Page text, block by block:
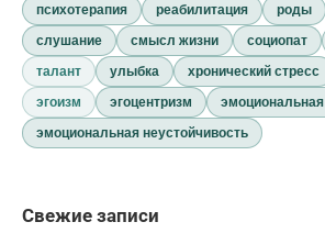
психотерапия
реабилитация роды
слушание
смысл жизни социопат
талант
улыбка хронический стресс
эгоизм
эгоцентризм
эмоциональная неустойчивость
Свежие записи